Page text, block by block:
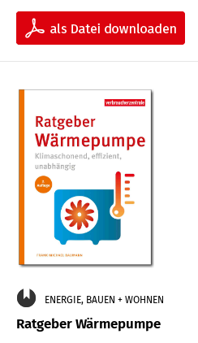
ENERGIE, BAUEN + WOHNEN
Ratgeber Wärmepumpe